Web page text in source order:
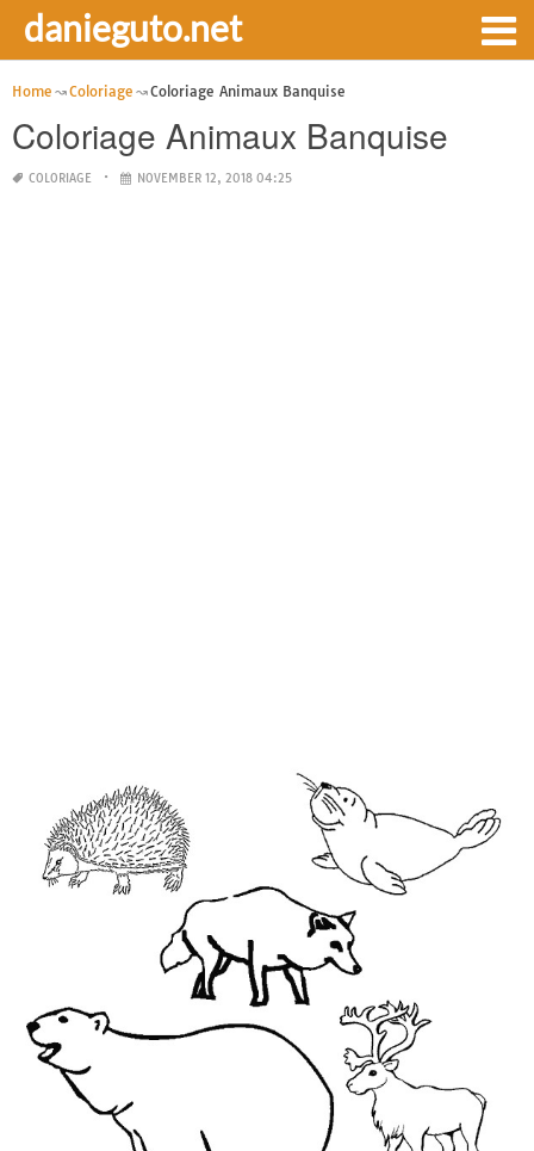
danieguto.net
Home Coloriage Coloriage Animaux Banquise
Coloriage Animaux Banquise
COLORIAGE NOVEMBER 12, 2018 04:25